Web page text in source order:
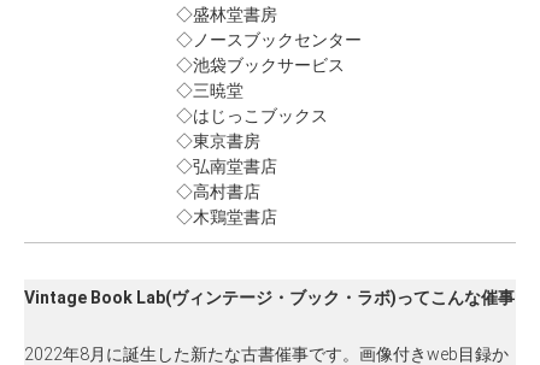
◇盛林堂書房
◇ノースブックセンター
◇池袋ブックサービス
◇三暁堂
◇はじっこブックス
◇東京書房
◇弘南堂書店
◇高村書店
◇木鶏堂書店
Vintage Book Lab(ヴィンテージ・ブック・ラボ)ってこんな催事
2022年8月に誕生した新たな古書催事です。画像付きweb目録か